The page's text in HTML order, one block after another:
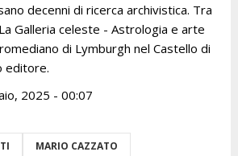
decenni di ricerca archivistica. Tra
Galleria celeste - Astrologia e arte
di Lymburgh nel Castello di
editore.
2025 - 00:07
MARIO CAZZATO